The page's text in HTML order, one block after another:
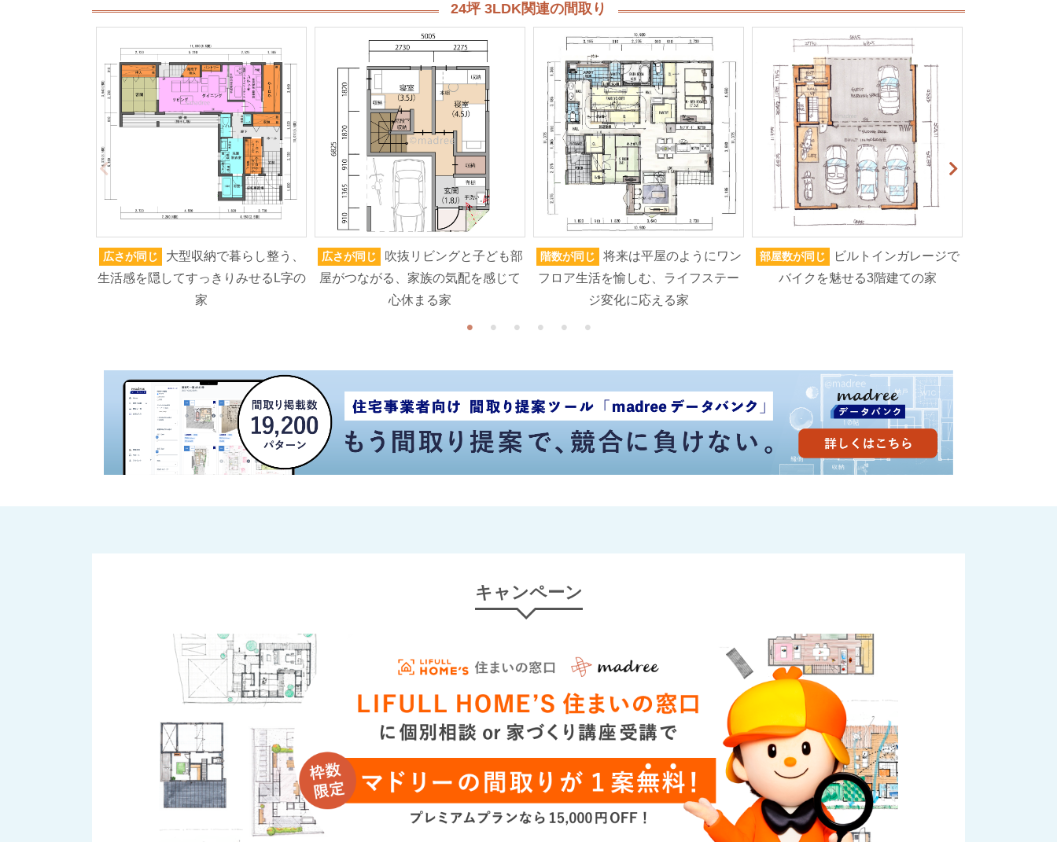
24坪 3LDK関連の間取り
広さが同じ
大型収納で暮らし整う、
生活感を隠してすっきりみせるL字の
家
広さが同じ
吹抜リビングと子ども部
屋がつながる、家族の気配を感じて
心休まる家
階数が同じ
将来は平屋のようにワン
フロア生活を愉しむ、ライフステー
ジ変化に応える家
部屋数が同じ
ビルトインガレージで
バイクを魅せる3階建ての家
キャンペーン